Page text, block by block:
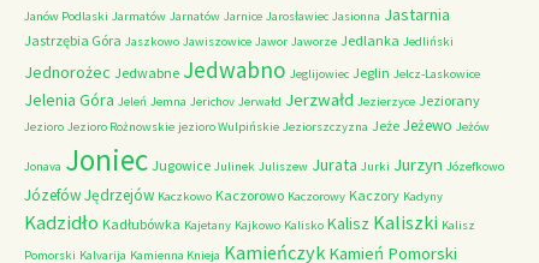
Janów Podlaski Jarmatów Jarnatów Jarnice Jarosławiec Jasionna Jastarnia
Jastrzębia Góra Jaszkowo Jawiszowice Jawor Jaworze Jedlanka Jedliński
Jednorożec Jedwabne Jedwabno Jeglijowiec Jeglin Jelcz-Laskowice
Jelenia Góra Jeleń Jemna Jerichov Jerwałd Jerzwałd Jezierzyce Jeziorany
Jezioro Jezioro Rożnowskie jezioro Wulpińskie Jeziorszczyzna Jeże Jeżewo Jeżów
Jonava Joniec Jugowice Julinek Juliszew Jurata Jurki Jurzyn Józefkowo
JózefówJędrzejów Kaczkowo Kaczorowo Kaczorowy Kaczory Kadyny
Kadzidło Kadłubówka Kajetany Kajkowo Kalisko Kalisz Kaliszki Kalisz
Pomorski Kalvarija Kamienna Knieja Kamieńczyk Kamień Pomorski